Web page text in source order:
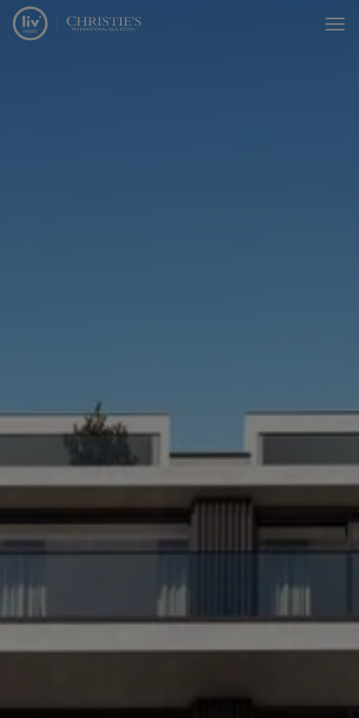
Passer le menu et aller au contenu